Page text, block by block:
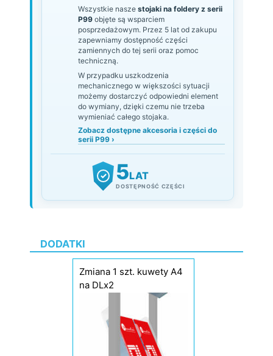
Wszystkie nasze stojaki na foldery z serii
P99 objęte są wsparciem
posprzedażowym. Przez 5 lat od zakupu
zapewniamy dostępność części
zamiennych do tej serii oraz pomoc
techniczną.
W przypadku uszkodzenia
mechanicznego w większości sytuacji
możemy dostarczyć odpowiedni element
do wymiany, dzięki czemu nie trzeba
wymieniać całego stojaka.
Zobacz dostępne akcesoria i części do
serii P99 ›
✓ 5LAT
DOSTĘPNOŚĆ CZĘŚCI
DODATKI
Zmiana 1 szt. kuwety A4
na DLx2